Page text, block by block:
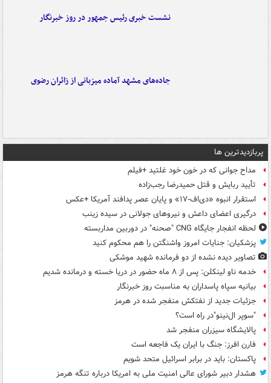
نشست خبری رئیس جمهور در روز خبرنگار
جاده‌های مشهد آماده میزبانی از زائران رضوی
پربازدیدترین ها
مداح جوانی که در خون خود غلتید +فیلم
تأیید ربایش و قتل حمیدرضا رجب‌زاده
استقرار انبوه «دی‌اف‑۱۷» و پایان عصر پدافند آمریکا +عکس
درگیری اعضای داعش و نیروهای جولانی در سیده زینب
لحظه انفجار جایگاه CNG "صحنه" در دوربین مداربسته
پزشکیان: جنایات امروز واشنگتن را هم محکوم کنید
تصاویر دیده‌ نشده از دو فرمانده شهید موشکی
خدمه ناو لینکلن: پس از ۸ ماه حضور در دریا خسته و درمانده‌ شدیم
بیانیه سپاه پاسداران به مناسبت روز خبرنگار
جزئیات جدید از نفتکش منفجر شده در هرمز
"سوپر ال‌نینو"در راه است؟
پالایشگاه سیزران منفجر شد
فارن افرز: جنگ با ایران یک فاجعه است
پاکستان: باید در برابر اسرائیل متحد شویم
هشدار دبیر شورای عالی امنیت ملی به امریکا درباره تنگه هرمز